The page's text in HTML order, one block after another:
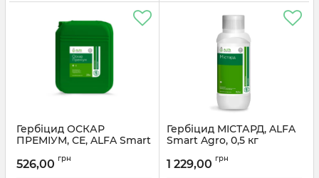
Гербіцид ОСКАР
ПРЕМІУМ, СЕ, ALFA Smart
526,00 грн
Гербіцид МІСТАРД, ALFA
Smart Agro, 0,5 кг
1 229,00 грн